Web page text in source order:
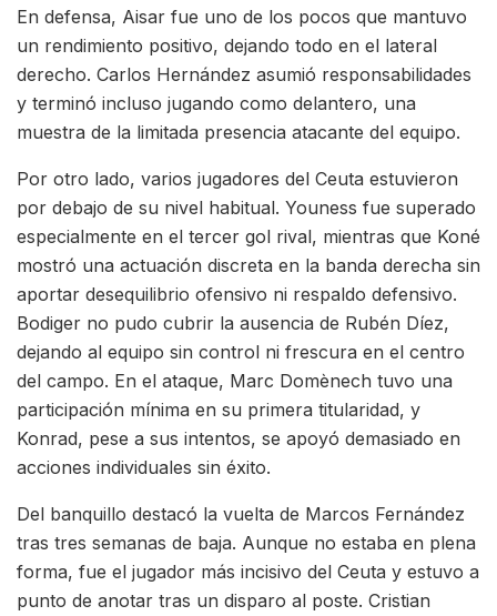
En defensa, Aisar fue uno de los pocos que mantuvo
un rendimiento positivo, dejando todo en el lateral
derecho. Carlos Hernández asumió responsabilidades
y terminó incluso jugando como delantero, una
muestra de la limitada presencia atacante del equipo.
Por otro lado, varios jugadores del Ceuta estuvieron
por debajo de su nivel habitual. Youness fue superado
especialmente en el tercer gol rival, mientras que Koné
mostró una actuación discreta en la banda derecha sin
aportar desequilibrio ofensivo ni respaldo defensivo.
Bodiger no pudo cubrir la ausencia de Rubén Díez,
dejando al equipo sin control ni frescura en el centro
del campo. En el ataque, Marc Domènech tuvo una
participación mínima en su primera titularidad, y
Konrad, pese a sus intentos, se apoyó demasiado en
acciones individuales sin éxito.
Del banquillo destacó la vuelta de Marcos Fernández
tras tres semanas de baja. Aunque no estaba en plena
forma, fue el jugador más incisivo del Ceuta y estuvo a
punto de anotar tras un disparo al poste. Cristian